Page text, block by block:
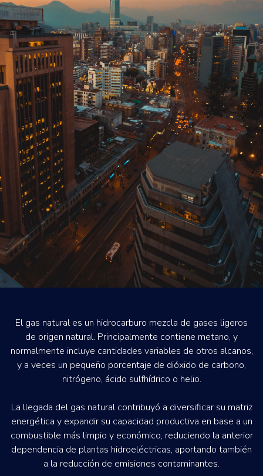
El gas natural es un hidrocarburo mezcla de gases ligeros
de origen natural. Principalmente contiene metano, y
normalmente incluye cantidades variables de otros alcanos,
y a veces un pequeño porcentaje de dióxido de carbono,
nitrógeno, ácido sulfhídrico o helio.
La llegada del gas natural contribuyó a diversificar su matriz
energética y expandir su capacidad productiva en base a un
combustible más limpio y económico, reduciendo la anterior
dependencia de plantas hidroeléctricas, aportando también
a la reducción de emisiones contaminantes.